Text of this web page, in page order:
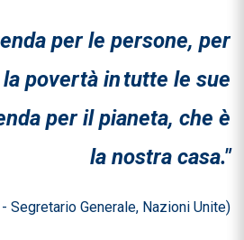
per le persone, per
povertà intutte le sue
per il pianeta, che è
la nostra casa."
Segretario Generale, Nazioni Unite)